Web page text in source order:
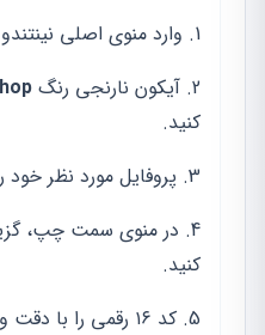
وارد منوی اصلی
آیکون نارنجی رنگ
کنید.
پروفایل مورد نظر خود
در منوی سمت چپ،
کنید.
کد ۱۶ رقمی را با دقت وارد کرده و OK را بزنید.